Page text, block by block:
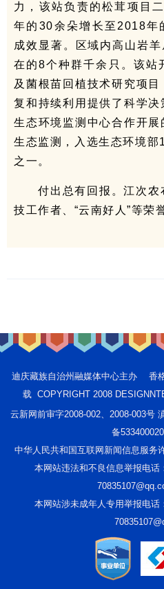
力，该站负责的松茸项目
年的30余朵增长至2018年
成效显著。区域内高山岩
在的8个种群千余只。该站
及菌根苗回植技术研究项
复和持续利用提供了科学
生态环境监测中心合作开
生态监测，入选生态环境部
之一。
付出总有回报。江次
技工作者、“云南好人”等荣
迪庆藏族自治州融媒体中心主办 香
载 COPYRIGHT 2008
云新网前审字2008-002、2008-003号
备
中华人民共和国互联网新闻信息服务
本网站违法和不良信息举报电话
本网站涉未成年人专用举报电话